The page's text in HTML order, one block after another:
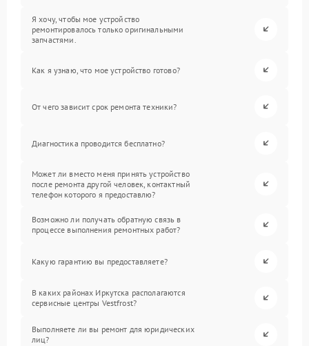
Я хочу, чтобы мое устройство
ремонтировалось только оригинальными
запчастями.
Как я узнаю, что мое устройство готово?
От чего зависит срок ремонта техники?
Диагностика проводится бесплатно?
Может ли вместо меня принять устройство
после ремонта другой человек, контактный
телефон которого я предоставлю?
Возможно ли получать обратную связь в
процессе выполнения ремонтных работ?
Какую гарантию вы предоставляете?
В каких районах Иркутска располагаются
сервисные центры Vestfrost?
Выполняете ли вы ремонт для юридических
лиц?